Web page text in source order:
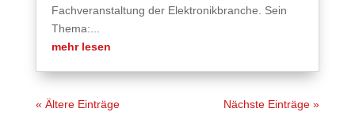
Fachveranstaltung der Elektronikbranche. Sein
Thema:...
mehr lesen
« Ältere Einträge Nächste Einträge »